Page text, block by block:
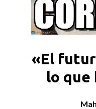
«El
lo que